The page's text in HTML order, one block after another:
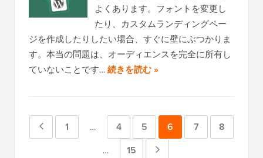
よくあります。フォントを変更し
たり、カスタムランディングペー
ジを作成したりしたい場合、すぐに壁にぶつかりま
す。本当の問題は、オーディエンスを完全に所有し
ていないことです…続きを読む »
ペ
1
中
…
ペ
4
ペ
5
ペ
6
ペ
7
ペ
8
中
…
ペ
15